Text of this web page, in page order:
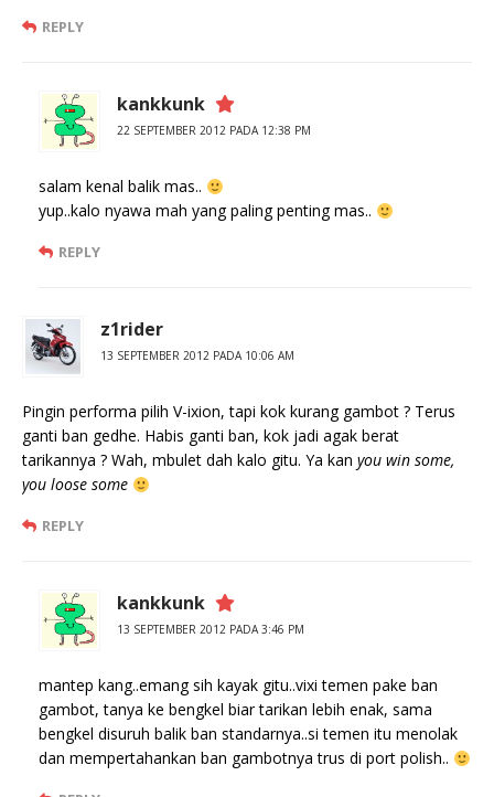
REPLY
kankkunk
22 SEPTEMBER 2012 PADA 12:38 PM
salam kenal balik mas..
yup..kalo nyawa mah yang paling penting mas..
REPLY
z1rider
13 SEPTEMBER 2012 PADA 10:06 AM
Pingin performa pilih V-ixion, tapi kok kurang gambot ? Terus
ganti ban gedhe. Habis ganti ban, kok jadi agak berat
tarikannya ? Wah, mbulet dah kalo gitu. Ya kan you win some,
you loose some
REPLY
kankkunk
13 SEPTEMBER 2012 PADA 3:46 PM
mantep kang..emang sih kayak gitu..vixi temen pake ban
gambot, tanya ke bengkel biar tarikan lebih enak, sama
bengkel disuruh balik ban standarnya..si temen itu menolak
dan mempertahankan ban gambotnya trus di port polish..